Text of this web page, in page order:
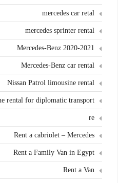
mercedes car retal
mercedes sprinter rental
Mercedes-Benz 2020-2021
Mercedes-Benz car rental
Nissan Patrol limousine rental
rental for diplomatic transport
re
Rent a cabriolet – Mercedes
Rent a Family Van in Egypt
Rent a Van